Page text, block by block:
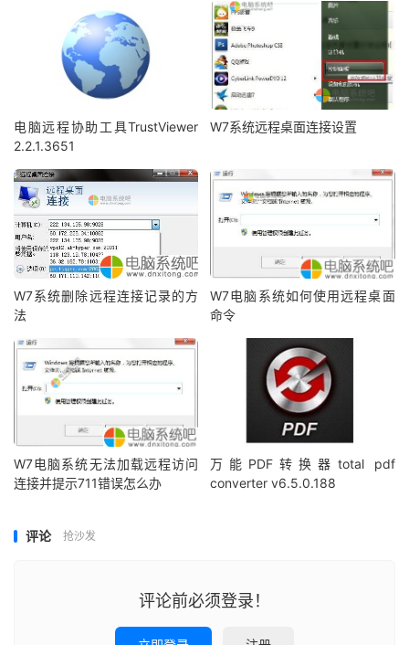
电脑远程协助工具TrustViewer
2.2.1.3651
W7系统远程桌面连接设置
W7系统删除远程连接记录的方
法
W7电脑系统如何使用远程桌面
命令
W7电脑系统无法加载远程访问
连接并提示711错误怎么办
万能PDF转换器total pdf
converter v6.5.0.188
评论 抢沙发
评论前必须登录！